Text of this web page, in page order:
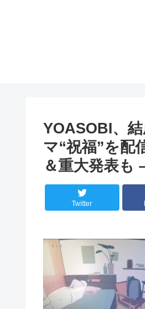
YOASOBI、
マ“祝福”を配
＆重大発表も
Twitter